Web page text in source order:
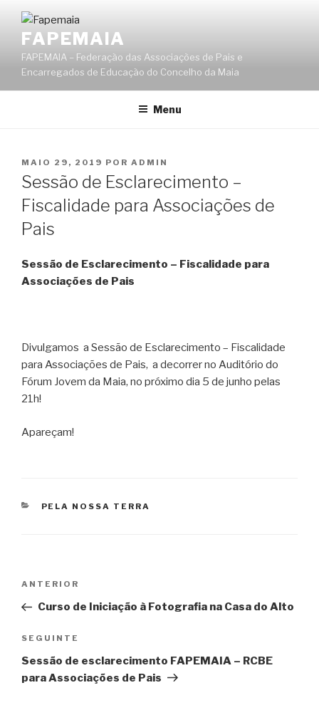
conteúdo
FAPEMAIA
FAPEMAIA – Federação das Associações de Pais e
Encarregados de Educação do Concelho da Maia
Menu
PUBLICADO
EM
MAIO 29, 2019 POR ADMIN
Sessão de Esclarecimento –
Fiscalidade para Associações de
Pais
Sessão de Esclarecimento – Fiscalidade para
Associações de Pais
Divulgamos a Sessão de Esclarecimento – Fiscalidade
para Associações de Pais, a decorrer no Auditório do
Fórum Jovem da Maia, no próximo dia 5 de junho pelas
21h!
Apareçam!
CATEGORIAS
PELA NOSSA TERRA
artigos
Conteúdo
anterior
ANTERIOR
Curso de Iniciação à Fotografia na Casa do Alto
Conteúdo
seguinte
SEGUINTE
Sessão de esclarecimento FAPEMAIA – RCBE
para Associações de Pais